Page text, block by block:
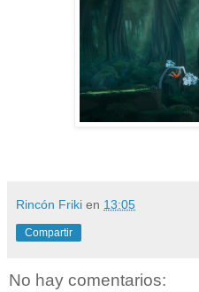
Rincón Friki en 13:05
Compartir
No hay comentarios: